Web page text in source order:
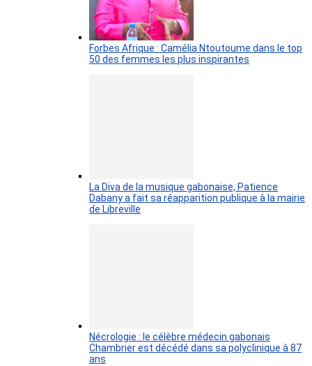
Forbes Afrique : Camélia Ntoutoume dans le top
50 des femmes les plus inspirantes
La Diva de la musique gabonaise, Patience
Dabany a fait sa réapparition publique à la mairie
de Libreville
Nécrologie : le célèbre médecin gabonais
Chambrier est décédé dans sa polyclinique à 87
ans